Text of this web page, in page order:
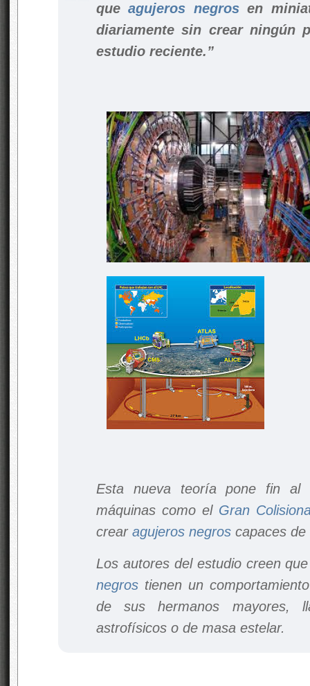
queagujeros negros en
diariamente sin crear ningún
estudio reciente.”
Esta nueva teoría pone fin al
máquinas como el Gran
crear agujeros negros capaces
Los autores del estudio creen
negros tienen un
de sus hermanos mayores,
astrofísicos o de masa estelar.